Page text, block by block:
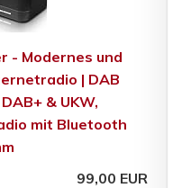
- Modernes und
| DAB
& UKW,
mit Bluetooth
99,00 EUR